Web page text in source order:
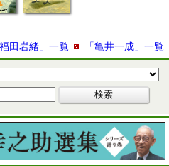
「亀井一成」一覧
福田岩緒」一覧